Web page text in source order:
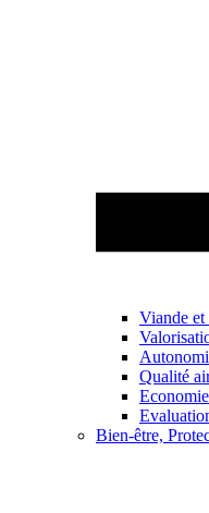
Viande
Qualité
Bien-être,